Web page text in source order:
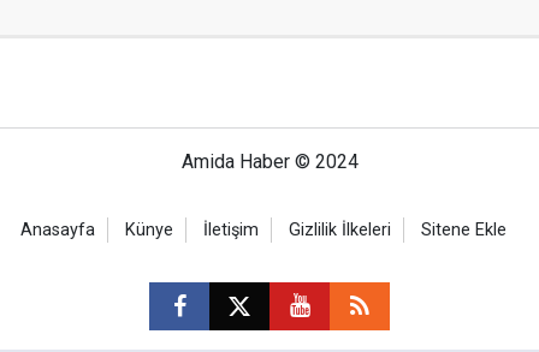
Amida Haber © 2024
Anasayfa Künye İletişim Gizlilik İlkeleri Sitene Ekle